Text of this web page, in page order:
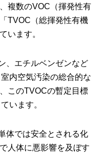
複数のVOC（揮発性有
TVOC（総揮発性有機
います。
、エチルベンゼンなど
内空気汚染の総合的な
このTVOCの暫定目標
います。
体では安全とされる化
人体に悪影響を及ぼす